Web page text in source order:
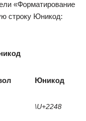
«Форматирование
строку Юникод:
Юникод
\U+2248